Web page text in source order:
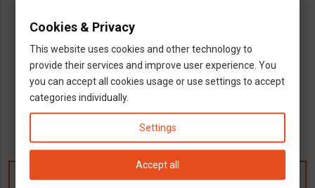
outlined_flag Baden-Württemberg Bayern Berlin Brandenburg Bremen
Hamburg Hessen Mecklenburg-Vorpommern Niedersachsen
Nordrhein-Westfalen Rheinland-Pfalz Saarland Sachsen
Sachsen-Anhalt
Kommentek
Cookies & Privacy
This website uses cookies and other technology to
provide their services and improve user experience. You
you can accept all cookies usage or use settings to accept
categories individually.
Settings
Accept all